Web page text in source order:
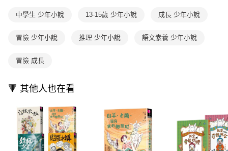
資料（包含姓名、電話或地址）提供予台灣大哥大進項蒐集、處理及利用，
3.完整用戶服務條款，請詳閱以下連結：
https://oppay.tw/userRule
是否繳費成功／繳費後需取消欲退款等相關疑問，請聯繫「AFTEE先享後付
易，需依本服務之必要範圍內提供個人資料，並將交易相關給付款項請求債
２．關於個人資料處理事宜，請瀏覽以下網址：
https://aftee.tw/terms/#terms3
「AFTEE先享後付」，若未經同意申辦者引起之損失，本公司不負相關責
任。
４．使用「AFTEE先享後付」時，將依據個別帳號之用戶狀況，依本公司即
時審查核予不同之上限額度；若仍有額度不足之情形，本公司將視審查結果
請求用戶進行身份認證。
離島宅配（澎湖、金門、馬祖、小琉球；不適用於郵局i郵箱）
海外包裹航空運送 查看運費
中學生 少年小說 13-15歲 少年小說 成長 少年小說
冒險 少年小說 推理 少年小說 語文素養 少年小說
冒險 成長
🔻 其他人也在看